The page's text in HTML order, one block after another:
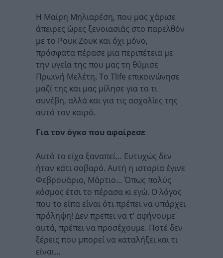
Η Μαίρη Μηλιαρέση, που μας χάρισε
άπειρες ώρες ξενοιασιάς στο παρελθόν
με το Ρουκ Ζουκ και όχι μόνο,
πρόσφατα πέρασε μια περιπέτεια με
την υγεία της που μας τη θύμισε
Πρωινή Μελέτη. Το Tlife επικοινώνησε
μαζί της και μας μίλησε για το τι
συνέβη, αλλά και για τις ασχολίες της
αυτό τον καιρό.
Για τον όγκο που αφαίρεσε
Αυτό το είχα ξαναπεί… Ευτυχώς δεν
ήταν κάτι σοβαρό. Αυτή η ιστορία έγινε
Φεβρουάριο, Μάρτιο… Όπως πολύς
κόσμος έτσι το πέρασα κι εγώ. Ο λόγος
που το είπα είναι ότι πρέπει να υπάρχει
πρόληψη! Δεν πρεπει να τ’ αφήνουμε
αυτά, πρέπει να προσέχουμε. Ποτέ δεν
ξέρεις που μπορεί να καταλήξει και τι
είναι…